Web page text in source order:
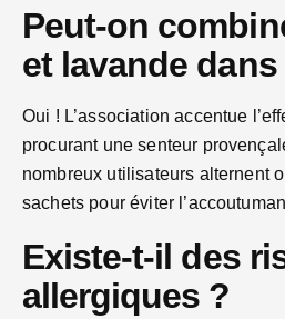
Peut-on
et lavande
Oui ! L’association accentue
procurant une senteur
nombreux utilisateurs alternent
sachets pour éviter
Existe-t-il des
allergiques ?